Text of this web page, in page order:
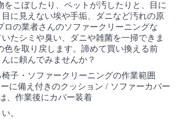
をこぼしたり、ペットが汚したりと、目に
に見えない埃や手垢、ダニなど汚れの原
ロの業者さんのソファークリーニングな
たシミや臭い、ダニや雑菌を一掃できま
色を取り戻します。諦めて買い換える前
に頼んでみませんか？
子・ソファークリーニングの作業範囲
に備え付きのクッション / ソファーカバー
、作業後にカバー装着
。